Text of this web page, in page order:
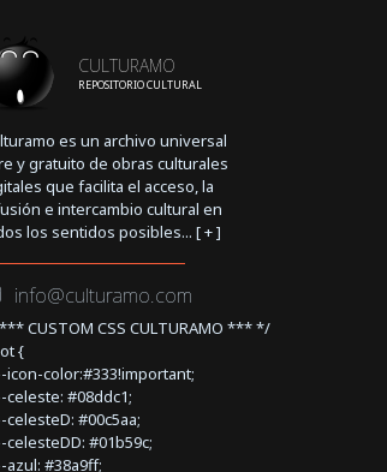
CULTURAMO
REPOSITORIO CULTURAL
es un archivo universal
y gratuito de obras culturales
que facilita el acceso, la
e intercambio cultural en
los sentidos posibles... [+]
info@culturamo.com
CUSTOM CSS CULTURAMO *** */
{
color:#333!important;
#08ddc1;
#00c5aa;
#01b59c;
#38a9ff;